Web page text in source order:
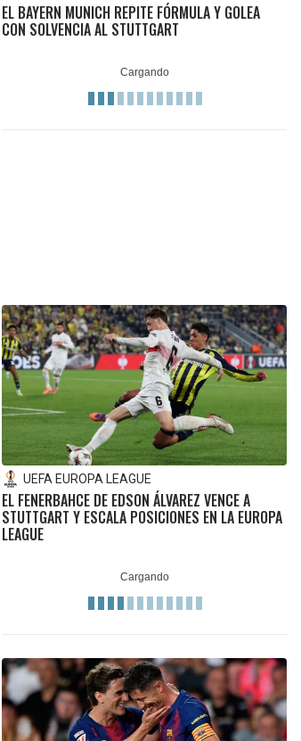
EL BAYERN MUNICH REPITE FÓRMULA Y GOLEA
CON SOLVENCIA AL STUTTGART
UEFA EUROPA LEAGUE
EL FENERBAHCE DE EDSON ÁLVAREZ VENCE A
STUTTGART Y ESCALA POSICIONES EN LA EUROPA
LEAGUE